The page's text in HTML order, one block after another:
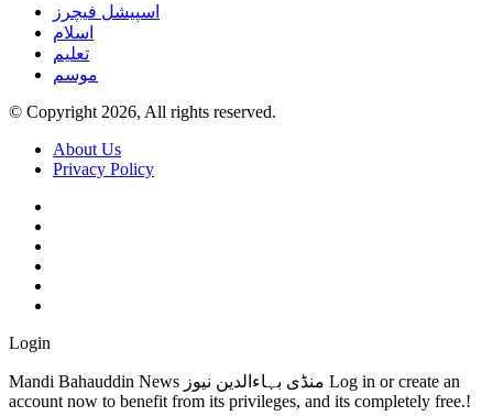
اسپیشل فیچرز
اسلام
تعلیم
موسم
© Copyright 2026, All rights reserved.
About Us
Privacy Policy
Login
Mandi Bahauddin News منڈی بہاءالدین نیوز Log in or create an
account now to benefit from its privileges, and its completely free.!